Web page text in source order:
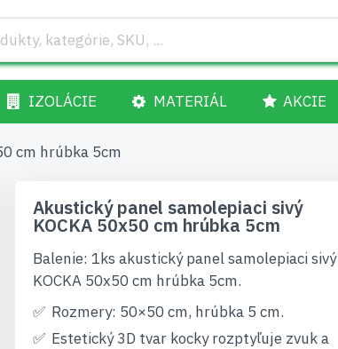
IZOLÁCIE MATERIÁL AKCIE
cm hrúbka 5cm
Akustický panel samolepiaci sivý
KOCKA 50x50 cm hrúbka 5cm
Balenie: 1ks akustický panel samolepiaci sivý
KOCKA 50x50 cm hrúbka 5cm.
Rozmery: 50×50 cm, hrúbka 5 cm.
Estetický 3D tvar kocky rozptyľuje zvuk a